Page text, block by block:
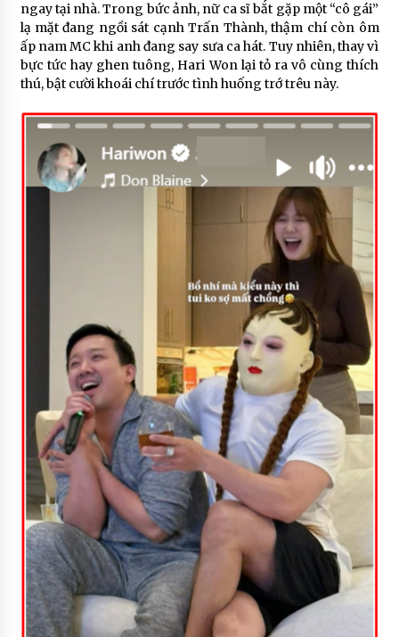
ngay tại nhà. Trong bức ảnh, nữ ca sĩ bắt gặp một “cô gái”
lạ mặt đang ngồi sát cạnh Trấn Thành, thậm chí còn ôm
ấp nam MC khi anh đang say sưa ca hát. Tuy nhiên, thay vì
bực tức hay ghen tuông, Hari Won lại tỏ ra vô cùng thích
thú, bật cười khoái chí trước tình huống trớ trêu này.